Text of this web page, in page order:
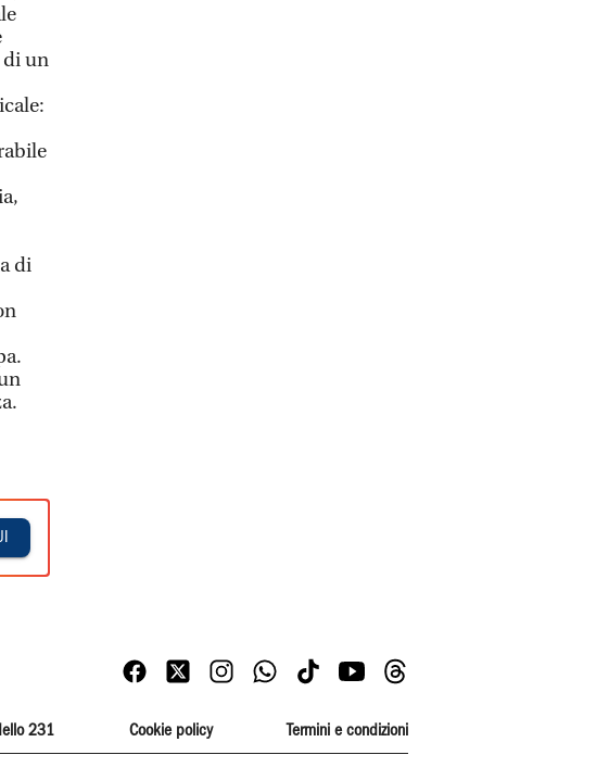
di un
di
231 Cookie policy Termini e condizioni